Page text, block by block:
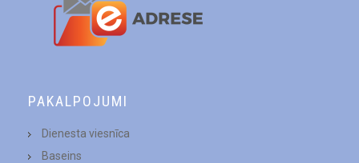
PAKALPOJUMI
Dienesta viesnīca
Baseins